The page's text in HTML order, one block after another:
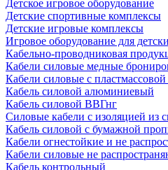
Детское игровое оборудование
Детские спортивные комплексы
Детские игровые комплексы
Игровое оборудование для
Кабельно-проводниковая
Кабели силовые медные
Кабели силовые с
Кабель силовой алюминиевый
Кабель силовой ВВГнг
Силовые кабели с изоляцией из
Кабель силовой с бумажной
Кабели огнестойкие и не
Кабели силовые не
Кабель контрольный